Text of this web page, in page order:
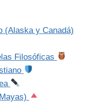
(Alaska y Canadá)
Filosóficas